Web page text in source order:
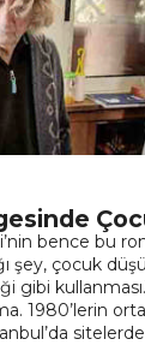
bence bu
şey, çocuk
gibi
1980’lerin